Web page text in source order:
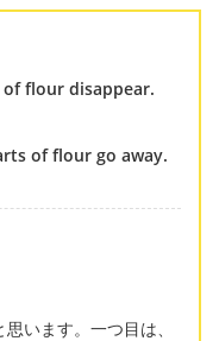
flour disappear.
of flour go away.
います。一つ目は、